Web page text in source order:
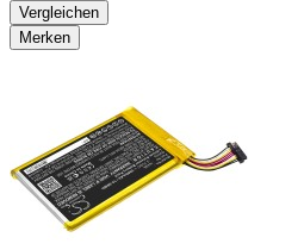
Vergleichen
Merken